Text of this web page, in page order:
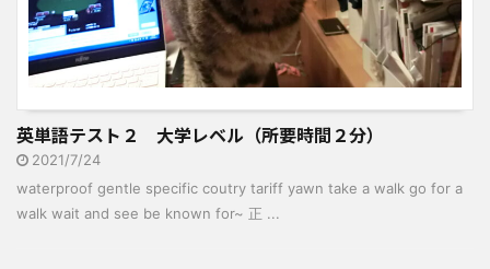
英単語テスト２ 大学レベル（所要時間２分）
2021/7/24
waterproof gentle specific coutry tariff yawn take a walk go for a
walk wait and see be known for~ 正 ...